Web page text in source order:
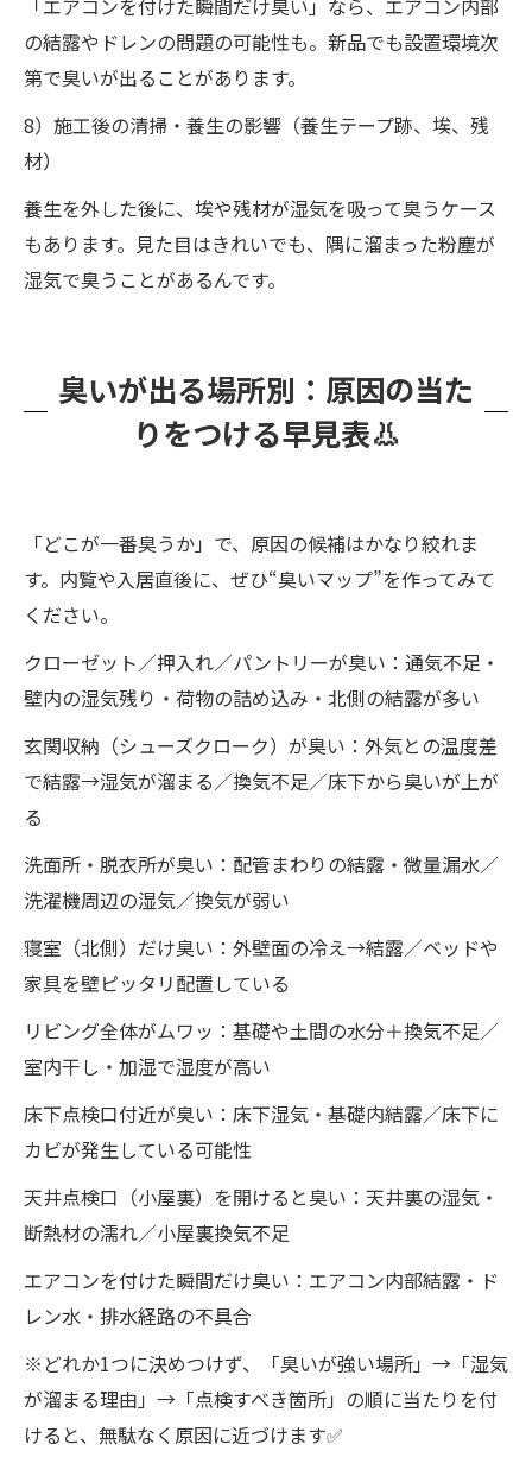
「エアコンを付けた瞬間だけ臭い」なら、エアコン内部
の結露やドレンの問題の可能性も。新品でも設置環境次
第で臭いが出ることがあります。
8）施工後の清掃・養生の影響（養生テープ跡、埃、残
材）
養生を外した後に、埃や残材が湿気を吸って臭うケース
もあります。見た目はきれいでも、隅に溜まった粉塵が
湿気で臭うことがあるんです。
臭いが出る場所別：原因の当た
りをつける早見表👃
「どこが一番臭うか」で、原因の候補はかなり絞れま
す。内覧や入居直後に、ぜひ“臭いマップ”を作ってみて
ください。
クローゼット／押入れ／パントリーが臭い：通気不足・
壁内の湿気残り・荷物の詰め込み・北側の結露が多い
玄関収納（シューズクローク）が臭い：外気との温度差
で結露→湿気が溜まる／換気不足／床下から臭いが上が
る
洗面所・脱衣所が臭い：配管まわりの結露・微量漏水／
洗濯機周辺の湿気／換気が弱い
寝室（北側）だけ臭い：外壁面の冷え→結露／ベッドや
家具を壁ピッタリ配置している
リビング全体がムワッ：基礎や土間の水分＋換気不足／
室内干し・加湿で湿度が高い
床下点検口付近が臭い：床下湿気・基礎内結露／床下に
カビが発生している可能性
天井点検口（小屋裏）を開けると臭い：天井裏の湿気・
断熱材の濡れ／小屋裏換気不足
エアコンを付けた瞬間だけ臭い：エアコン内部結露・ド
レン水・排水経路の不具合
※どれか1つに決めつけず、「臭いが強い場所」→「湿気
が溜まる理由」→「点検すべき箇所」の順に当たりを付
けると、無駄なく原因に近づけます✅